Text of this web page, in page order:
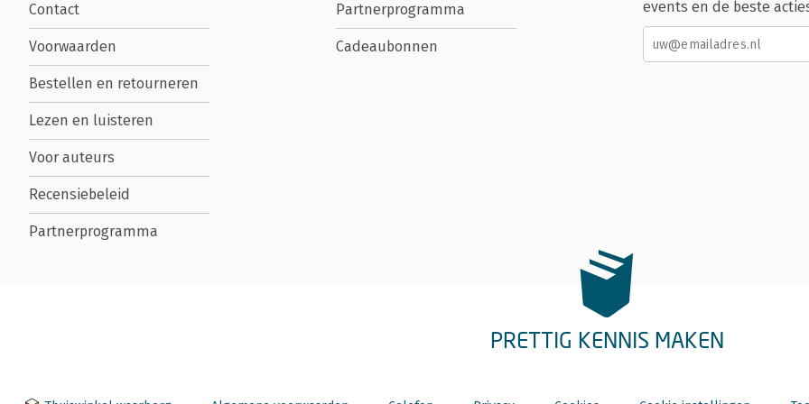
Contact
Voorwaarden
Bestellen en retourneren
Lezen en luisteren
Voor auteurs
Recensiebeleid
Partnerprogramma
Partnerprogramma
Cadeaubonnen
events en de beste
PRETTIG KENNIS MAKEN